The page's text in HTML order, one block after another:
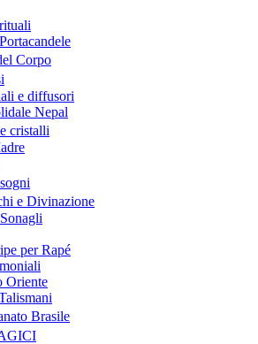
Corpo
e diffusori
Nepal
cristalli
e Divinazione
per Rapé
Oriente
Brasile